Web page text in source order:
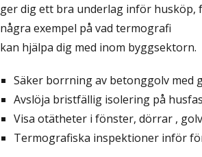
ger dig ett bra underlag inför
några exempel på vad termografi
kan hjälpa dig med inom byggsektorn.
Säker borrning av betonggolv med
Avslöja bristfällig isolering på
Visa otätheter i fönster, dörrar ,
Termografiska inspektioner inför